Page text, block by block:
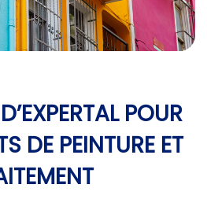
POUR
DE PEINTURE ET